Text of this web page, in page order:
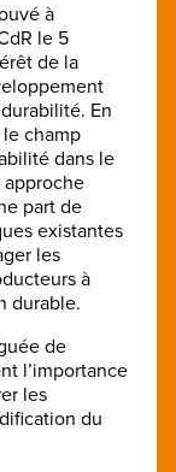
à
le 5
de la
En
champ
dans le
part de
existantes
les
à
durable.
de
l’importance
les
du